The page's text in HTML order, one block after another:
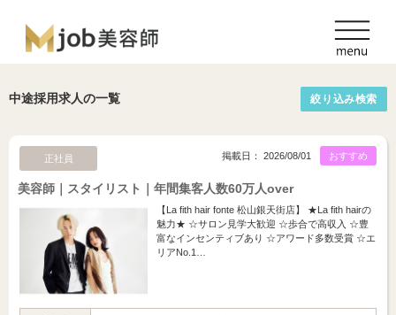
中途採用求人の一覧 絞り込み検索
正社員 おすすめ
掲載日： 2026/08/01
美容師｜スタイリスト｜年間集客人数60万人over
【La fith hair fonte 松山銀天街店】 ★La fith hairの
魅力★ ☆サロン見学大歓迎 ☆歩合で高収入 ☆豊
富なインセンティブあり ☆アワード多数受賞 ☆エ
リアNo.1…